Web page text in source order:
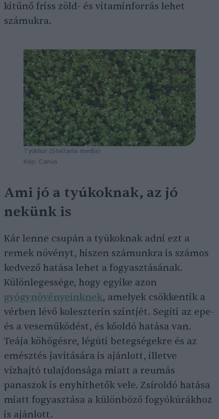
kitűnő friss zöld- és vitaminforrás lehet
számukra.
Tyúkhúr (Stellaria media )
Kép: Canva
Ami jó a tyúkoknak, az jó
nekünk is
Kár lenne csupán a tyúkoknak adni ezt a
remek növényt, hiszen számunkra is számos
kedvező hatása lehet a fogyasztásának.
Különlegessége, hogy egyike azon
gyógynövényeinknek, amelyek csökkentik a
vérben lévő koleszterin szintjét. Segíti az epe-
és a veseműködést, és kőoldó hatása van.
Teája köhögésre, légúti betegségekre és az
emésztés javítására is ajánlott, illetve
vízhajtó tulajdonsága miatt a reumás
panaszok is enyhíthetők vele. Zsíroldó hatása
miatt fogyasztása a különböző fogyókúrákhoz
is ajánlott.